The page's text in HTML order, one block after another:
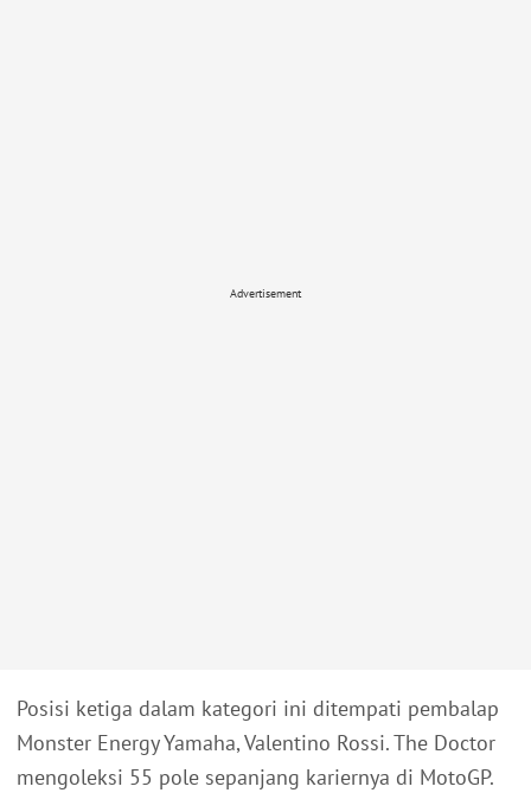
Advertisement
Posisi ketiga dalam kategori ini ditempati pembalap
Monster Energy Yamaha, Valentino Rossi. The Doctor
mengoleksi 55 pole sepanjang kariernya di MotoGP.